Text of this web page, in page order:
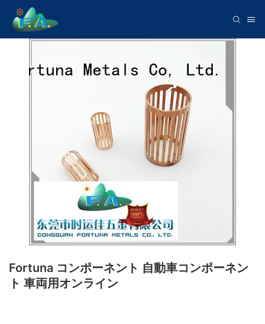
Fortuna コンポーネント 自動車コンポーネン
ト 車両用オンライン